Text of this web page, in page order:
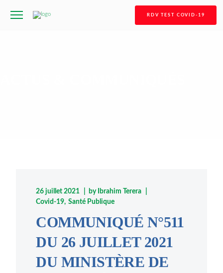
RDV TEST COVID-19
26 juillet 2021 by Ibrahim Terera
Covid-19 Santé Publique
COMMUNIQUÉ N°511
DU 26 JUILLET 2021
DU MINISTÈRE DE